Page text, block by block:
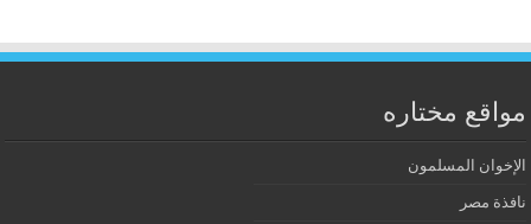
مواقع مختاره
الإخوان المسلمون
نافذة مصر